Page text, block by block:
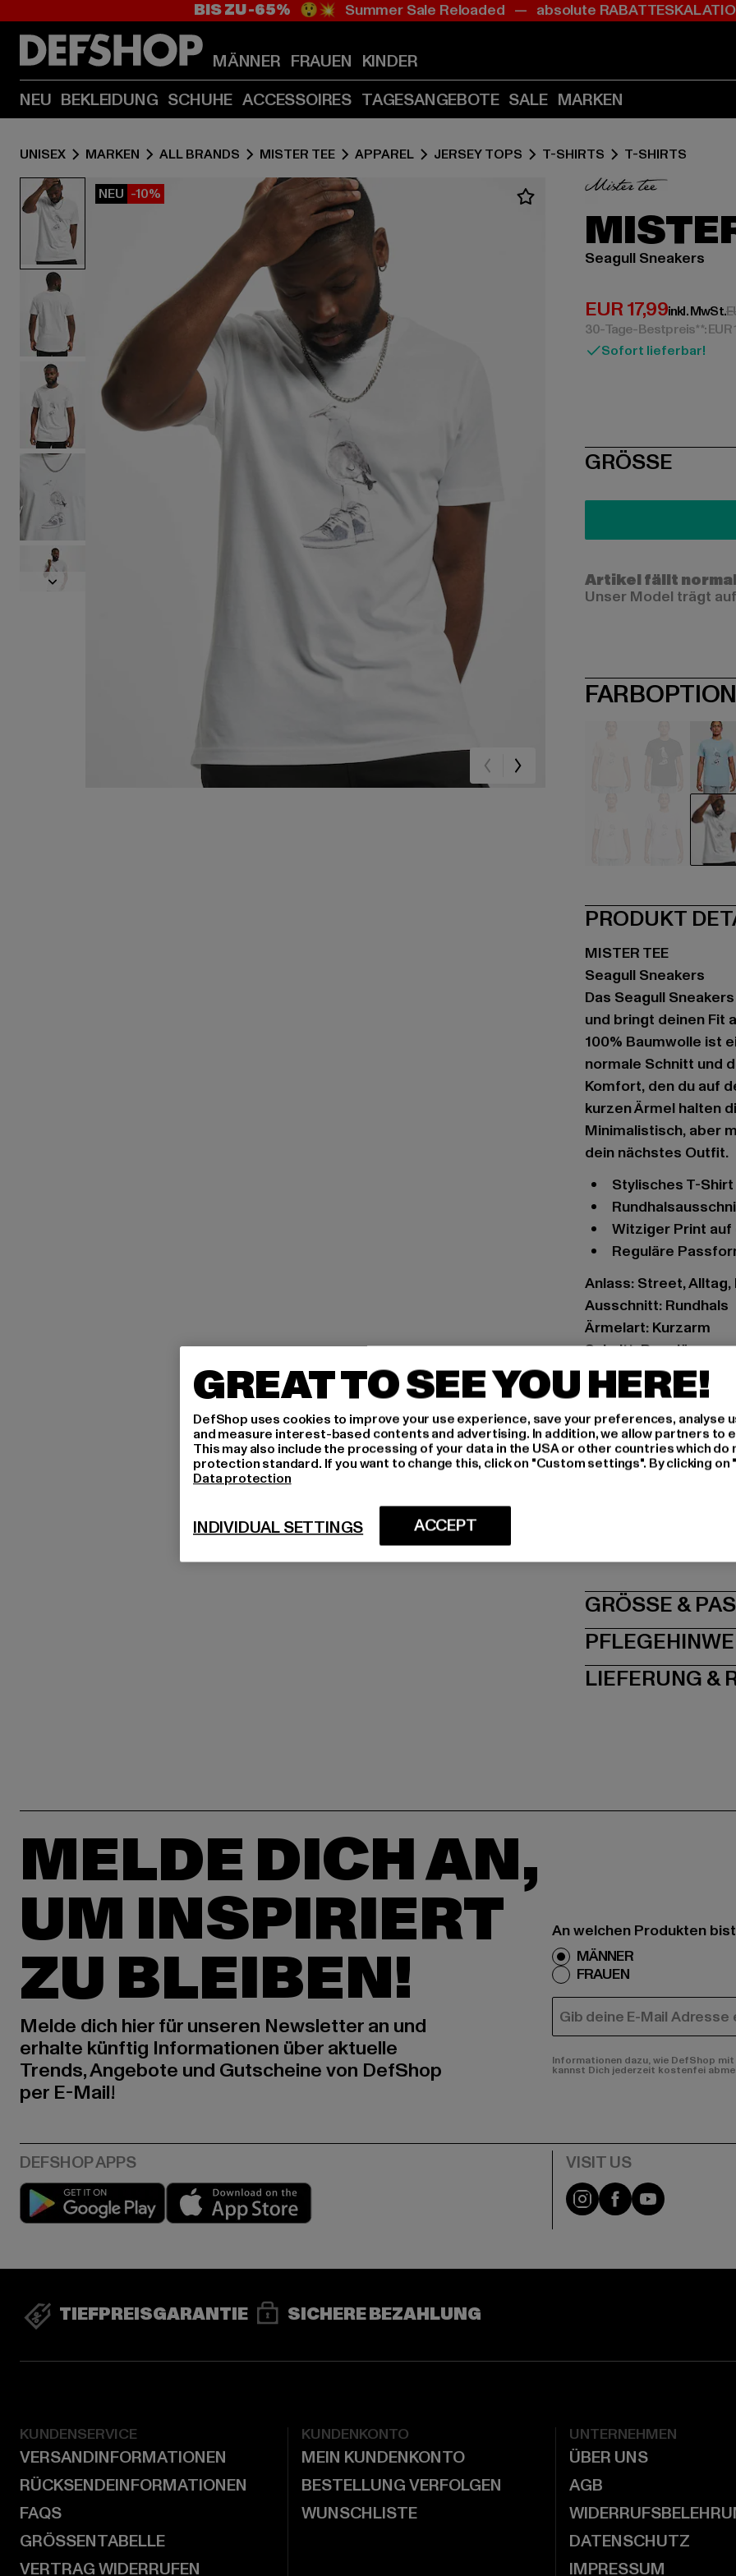
Zum
(Enter
drücken)
Zum
(Enter
drücken)
BIS ZU -65% 😲💥 Summer Sale Reloaded — absolute
MÄNNER FRAUEN KINDER
NEU BEKLEIDUNG SCHUHE ACCESSOIRES TAGESANGEBOTE SALE MARKEN
UNISEX MARKEN ALL BRANDS MISTER TEE APPAREL JERSEY TOPS T-SHIRTS T-SHIRTS
NEU -10%
Seagull Sneakers
EUR 17,99
Derzeitiger Preis:
inkl. MwSt.
30-Tage-Bestpreis**: EUR
Sofort lieferbar!
SIZE
GRÖSSE
Artikel fällt
Unser Model trägt
schwarzblau
PRODUKT
MISTER TEE
Seagull Sneakers
Das Seagull
und bringt deinen Fit
100% Baumwolle ist
normale Schnitt und
Komfort, den du auf
kurzen Ärmel halten
Minimalistisch, aber
dein nächstes Outfit.
Stylisches T-
Witziger Print
Reguläre
Anlass: Street,
Ausschnitt: Rundhals
Ärmelart: Kurzarm
Schnitt: Regulär
Marke: Mister Tee
Kat.: T-Shirts
Farbe: weiß
Hersteller Farbe:
Dr.-Robert-Murjahn-
GRÖSSE
LIEFERUNG &
MELDE DICH AN,
UM INSPIRIERT
ZU BLEIBEN!
Melde dich hier für unseren Newsletter an und
erhalte künftig Informationen über aktuelle
Trends, Angebote und Gutscheine von DefShop
per E-Mail!
An welchen Produkten
MÄNNER
FRAUEN
E-MAIL
Informationen dazu, wie DefShop
kannst Dich jederzeit kostenfei
Play market Visit our Instagram
Visit ourVisit our
TIEFPREISGARANTIE SICHERE BEZAHLUNG
KUNDENSERVICE
VERSANDINFORMATIONEN
RÜCKSENDEINFORMATIONEN
FAQS
GRÖSSENTABELLE
VERTRAG WIDERRUFEN
KUNDENKONTO
MEIN KUNDENKONTO
BESTELLUNG VERFOLGEN
WUNSCHLISTE
UNTERNEHMEN
ÜBER UNS
AGB
DATENSCHUTZ
IMPRESSUM
GREAT TO SEE YOU HERE!
DefShop uses cookies to improve your use experience, save your preferences, analyse
and measure interest-based contents and advertising. In addition, we allow partners to
This may also include the processing of your data in the USA or other countries which do
protection standard. If you want to change this, click on "Custom settings". By clicking
Data protection
ACCEPT
INDIVIDUAL SETTINGS